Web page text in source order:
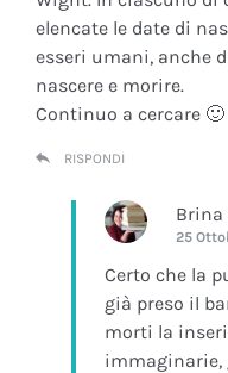
elencate le date di
esseri umani, anche
nascere e morire.
Continuo a cercare 🙂
RISPONDI
Brina
25
Certo che la
già preso il
morti la
immaginarie,